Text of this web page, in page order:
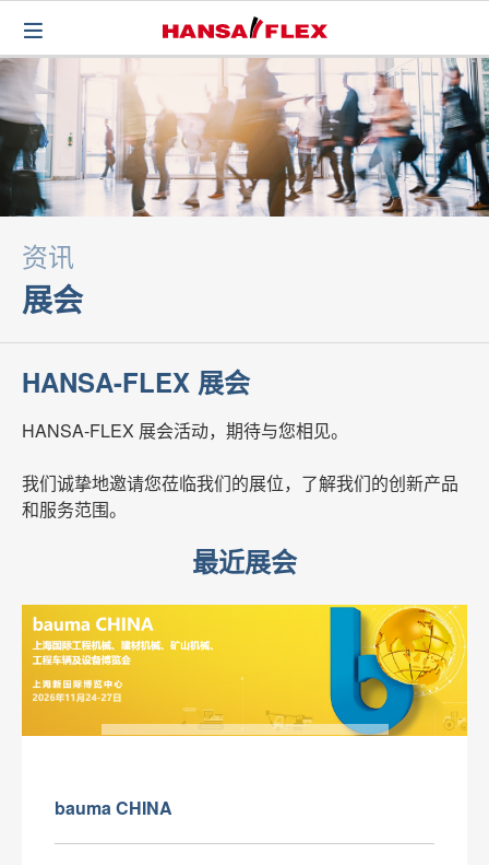
资讯
展会
HANSA-FLEX 展会
HANSA-FLEX 展会活动，期待与您相见。
我们诚挚地邀请您莅临我们的展位，了解我们的创新产品
和服务范围。
最近展会
bauma CHINA